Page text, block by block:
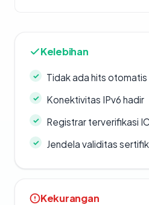
Kelebihan
Tidak ada hits
Konektivitas IPv6 hadir
Registrar terverifikasi
Jendela validitas
Kekurangan